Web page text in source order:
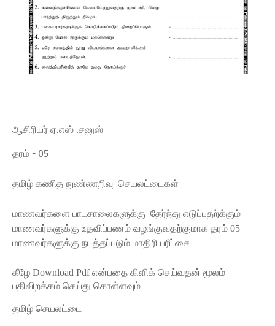
ஆசிரியர் ஏ.எஸ் .சனுஸ்
தரம் - 05
தமிழ் கணித நுண்ணறிவு செயலட்டைகள்
மாணவர்களை பாடசாலைகளுக்கு தேர்ந்து எடுப்பதற்க்கும்
மாணவர்களுக்கு உதவிப்பணம் வழங்குவதற்குமாக தரம் 05
மாணவர்களுக்கு நடத்தப்படும் மாதிரி பரீட்சை
கீழே Download Pdf என்பதை கிளிக் செய்வதன்‌ மூலம்
பதிவிறக்கம் செய்து கொள்ளவும்
தமிழ் செயலட்டை